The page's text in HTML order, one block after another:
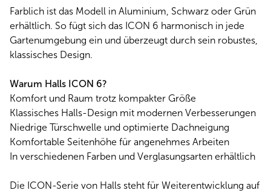
Farblich ist das Modell in Aluminium, Schwarz oder Grün
erhältlich. So fügt sich das ICON 6 harmonisch in jede
Gartenumgebung ein und überzeugt durch sein robustes,
klassisches Design.
Warum Halls ICON 6?
Komfort und Raum trotz kompakter Größe
Klassisches Halls-Design mit modernen Verbesserungen
Niedrige Türschwelle und optimierte Dachneigung
Komfortable Seitenhöhe für angenehmes Arbeiten
In verschiedenen Farben und Verglasungsarten erhältlich
Die ICON-Serie von Halls steht für Weiterentwicklung auf